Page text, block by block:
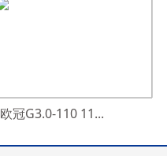
欧冠G3.0-110 11...